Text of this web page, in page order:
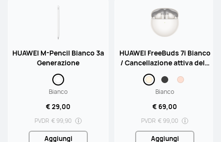
HUAWEI M-Pencil Bianco 3a
Generazione
Bianco
€ 29,00
PVDR € 99,90
Aggiungi
HUAWEI FreeBuds 7i Bianco
/ Cancellazione attiva del r
umore intelligente 4.0 / Co
mpatibile con Android e iO
S
Bianco
€ 69,00
PVDR € 99,00
Aggiungi